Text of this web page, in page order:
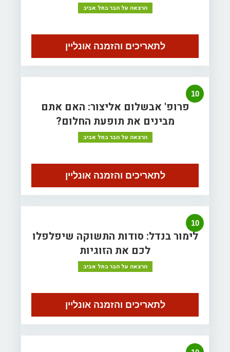
הרצאה על הבר בתל אביב
לתאריכים והזמנה אונליין
10
פרופ' אבשלום אליצור: האם אתם
מבינים את תופעת החלום?
הרצאה על הבר בתל אביב
לתאריכים והזמנה אונליין
10
לימור בנדל: סודות התשוקה שיפלפלו
לכם את הזוגיות
הרצאה על הבר בתל אביב
לתאריכים והזמנה אונליין